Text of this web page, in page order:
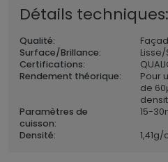
Détails techniques:
Qualité:
Surface/Brillance:
Certifications:
Rendement théorique:
Pour
de
Paramètres de
cuisson:
15-
Densité:
1,41g/